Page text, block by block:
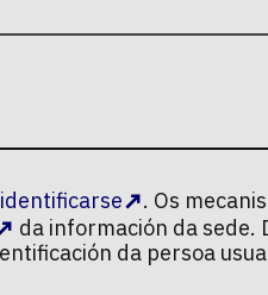
identificarse
. Os
da información da sede.
da persoa